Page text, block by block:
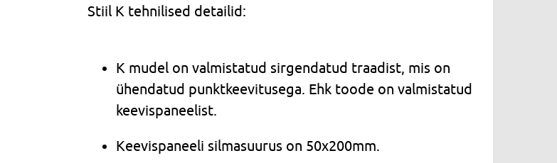
Stiil K tehnilised detailid:
K mudel on valmistatud sirgendatud traadist, mis on
ühendatud punktkeevitusega. Ehk toode on valmistatud
keevispaneelist.
Keevispaneeli silmasuurus on 50x200mm.